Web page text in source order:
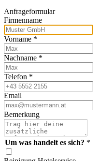
Anfrageformular
Firmenname
Vorname *
Nachname *
Telefon *
Email
Bemerkung
Um was handelt es sich? *